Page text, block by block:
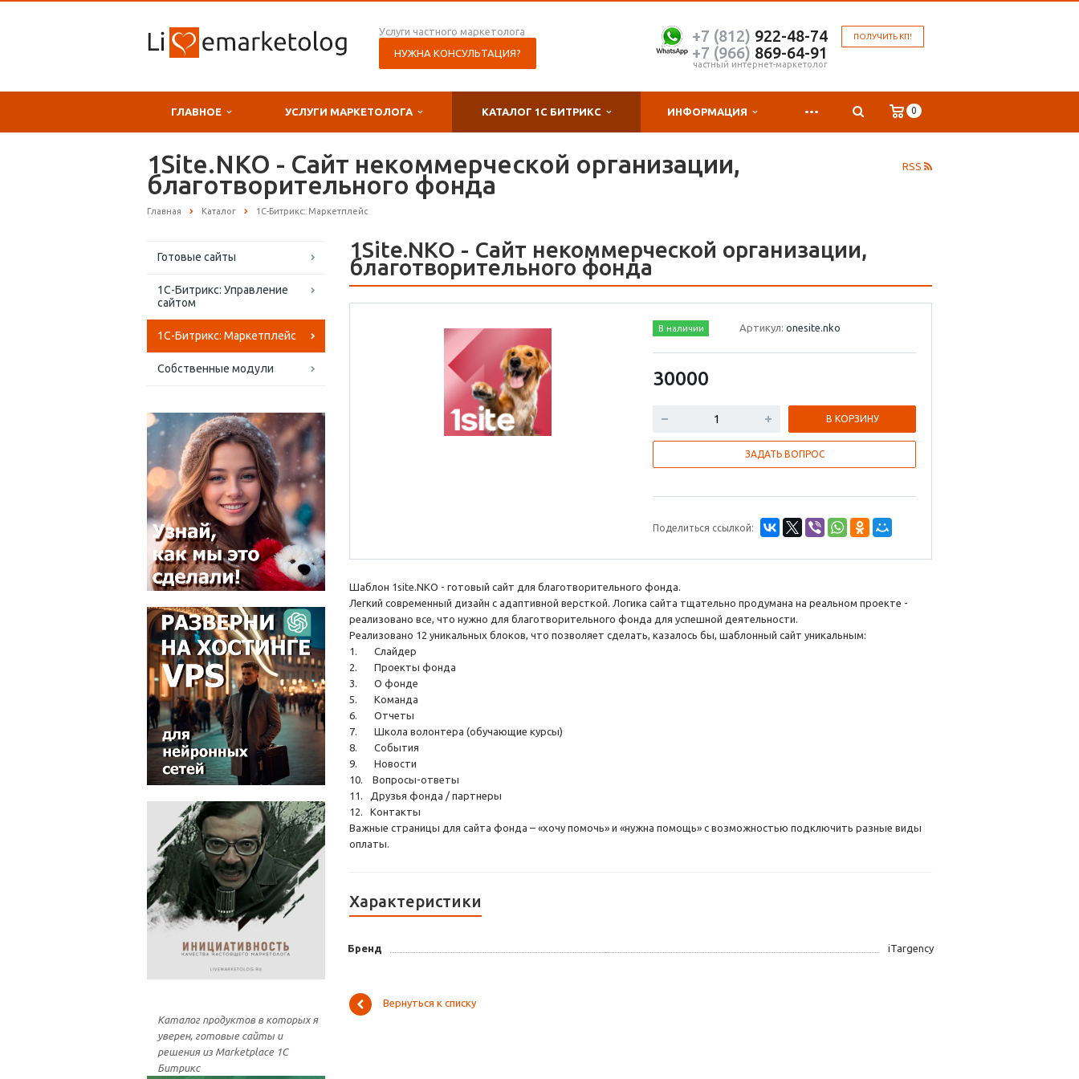
Услуги частного маркетолога
НУЖНА КОНСУЛЬТАЦИЯ?
ПОЛУЧИТЬ КП!
+7 (812) 922-48-74
+7 (966) 869-64-91
частный интернет-маркетолог
ГЛАВНОЕ УСЛУГИ МАРКЕТОЛОГА КАТАЛОГ 1С БИТРИКС ИНФОРМАЦИЯ ... 0
RSS
1Site.NKO - Сайт некоммерческой организации,
благотворительного фонда
Главная Каталог 1С-Битрикс: Маркетплейс
Готовые сайты
1С-Битрикс: Управление
сайтом
1С-Битрикс: Маркетплейс
Собственные модули
Каталог продуктов в которых я
уверен, готовые сайты и
решения из Marketplace 1С
Битрикс
1Site.NKO - Сайт некоммерческой организации,
благотворительного фонда
В наличии Артикул:onesite.nko
30000
В КОРЗИНУ
ЗАДАТЬ ВОПРОС
Поделиться ссылкой:
Шаблон 1site.NKO - готовый сайт для благотворительного фонда.
Легкий современный дизайн с адаптивной версткой. Логика сайта тщательно продумана на реальном проекте -
реализовано все, что нужно для благотворительного фонда для успешной деятельности.
Реализовано 12 уникальных блоков, что позволяет сделать, казалось бы, шаблонный сайт уникальным:
1. Слайдер
2. Проекты фонда
3. О фонде
5. Команда
6. Отчеты
7. Школа волонтера (обучающие курсы)
8. События
9. Новости
10. Вопросы-ответы
11. Друзья фонда / партнеры
12. Контакты
Важные страницы для сайта фонда – «хочу помочь» и «нужна помощь» с возможностью подключить разные виды
оплаты.
Характеристики
Бренд iTargency
Вернуться к списку